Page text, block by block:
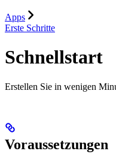
Apps
Erste Schritte
Schnellstart
Erstellen Sie in wenigen
Voraussetzungen